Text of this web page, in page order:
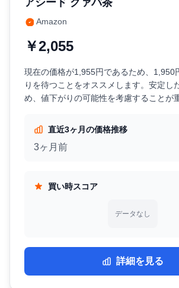
アシード グァバ茶
Amazon
￥2,055
現在の価格が1,955円であるため、1,950
りを待つことをオススメします。安定し
め、値下がりの可能性を考慮することが
直近3ヶ月の価格推移
3ヶ月前
買い時スコア
データなし
詳細を見る